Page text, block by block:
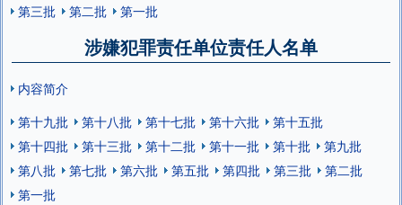
第三批
第二批 第一批
涉嫌犯罪责任单位责任人名单
内容简介
第十九批
第十八批 第十七批 第十六批
第十五批
第十四批
第十三批 第十二批 第十一批 第十批
第九批
第八批
第七批 第六批 第五批 第四批 第三批
第二批
第一批